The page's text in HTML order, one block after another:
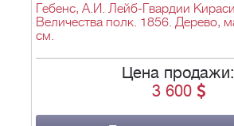
Гебенс, А.И. Лейб-Гвардии
Величества полк. 1856. Дерево,
см.
Цена продажи:
3 600